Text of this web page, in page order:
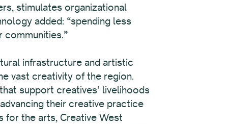
stimulates organizational
added: “spending less
communities.”
infrastructure and artistic
vast creativity of the region.
support creatives’ livelihoods
their creative practice
for the arts, Creative West